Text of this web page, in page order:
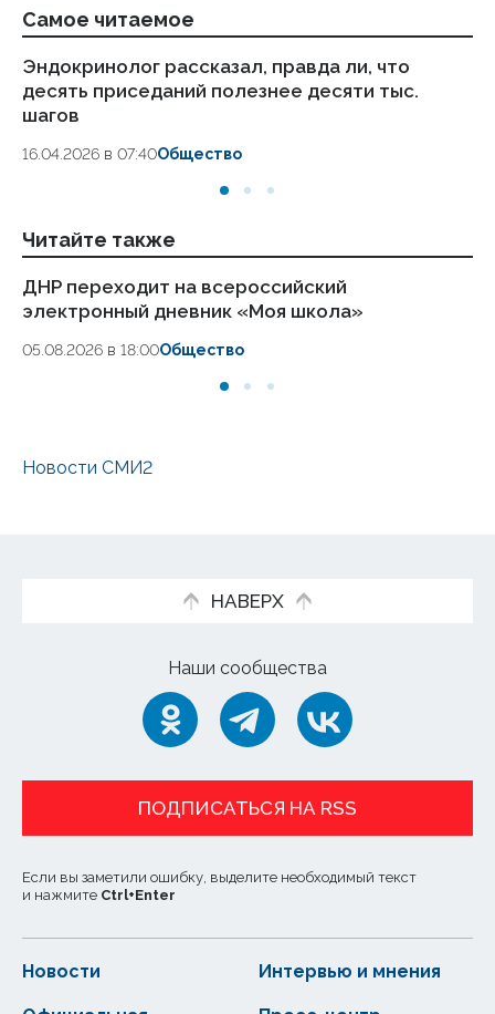
Самое читаемое
Эндокринолог рассказал, правда ли, что
десять приседаний полезнее десяти тыс.
шагов
16.04.2026 в 07:40Общество
Читайте также
ДНР переходит на всероссийский
электронный дневник «Моя школа»
05.08.2026 в 18:00Общество
Новости СМИ2
НАВЕРХ
Наши сообщества
ПОДПИСАТЬСЯ НА RSS
Если вы заметили ошибку, выделите необходимый текст
и нажмите Ctrl+Enter
Новости Интервью и мнения